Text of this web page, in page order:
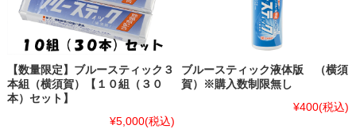
【数量限定】ブルースティック３
本組（横須賀）【１０組（３０
本）セット】
¥5,000(税込)
ブルースティック液体版 （横須
賀）※購入数制限無し
¥400(税込)